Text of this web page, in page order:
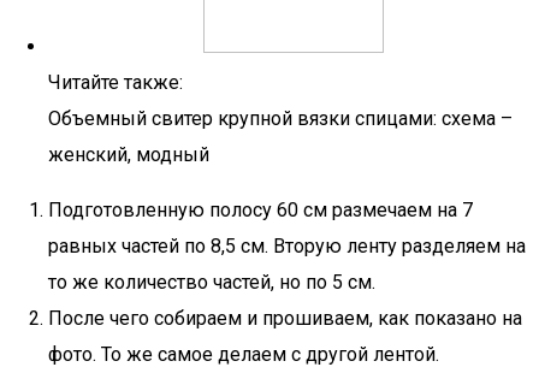
Читайте также:
Объемный свитер крупной вязки спицами: схема –
женский, модный
Подготовленную полосу 60 см размечаем на 7
равных частей по 8,5 см. Вторую ленту разделяем на
то же количество частей, но по 5 см.
После чего собираем и прошиваем, как показано на
фото. То же самое делаем с другой лентой.